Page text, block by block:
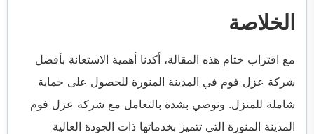
الخلاصة
مع اقتراب ختام هذه المقالة، أكدنا أهمية الاستعانة بأفضل
شركة عزل فوم في المدينة المنورة للحصول على حماية
شاملة للمنزل. ونوصي بشدة بالتعامل مع شركة عزل فوم
المدينة المنورة التي تتميز بخدماتها ذات الجودة العالية